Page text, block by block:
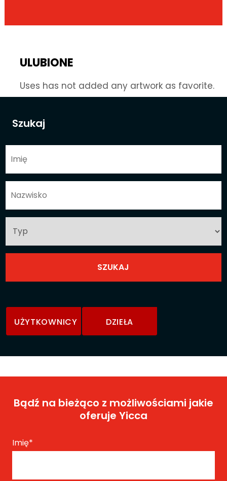
Szukaj
UŻYTKOWNICY DZIEŁA
ULUBIONE
Uses has not added any artwork as favorite.
Bądź na bieżąco z możliwościami jakie
oferuje Yicca
Imię*